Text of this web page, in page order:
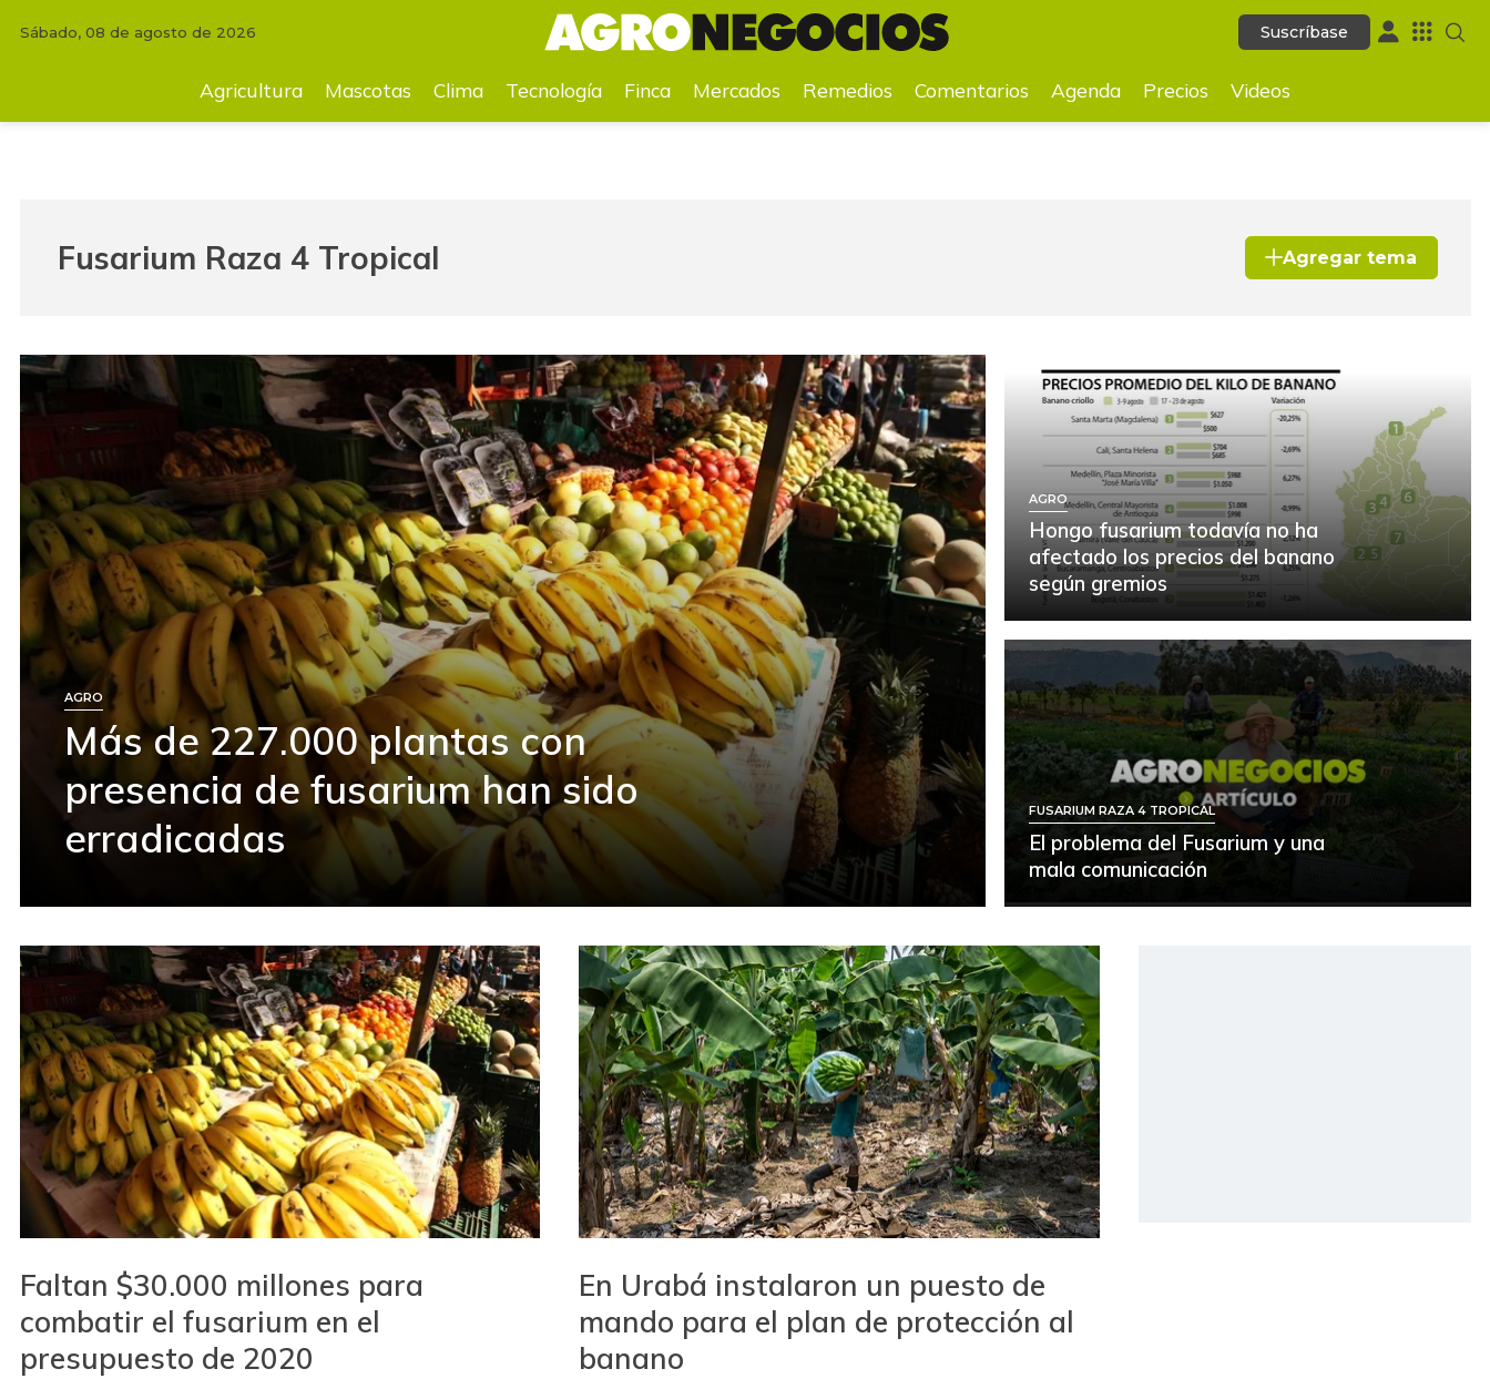
Suscríbase
Mascotas Clima Tecnología Mercados Remedios Comentarios Agenda Precios Videos
Sábado, 08 de agosto de 2026 Suscríbase
Agricultura Mascotas Clima Tecnología Finca Mercados Remedios Comentarios Agenda Precios Videos
Fusarium Raza 4 Tropical Agregar tema
AGRO
Más de 227.000 plantas con
presencia de fusarium han sido
erradicadas
AGRO
Hongo fusarium todavía no ha
afectado los precios del banano
según gremios
FUSARIUM RAZA 4 TROPICAL
El problema del Fusarium y una
mala comunicación
Faltan $30.000 millones para
combatir el fusarium en el
presupuesto de 2020
En Urabá instalaron un puesto de
mando para el plan de protección al
banano